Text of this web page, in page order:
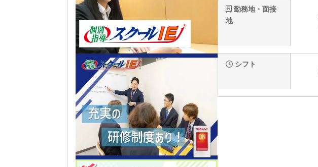
勤務地・面接
地
シフト